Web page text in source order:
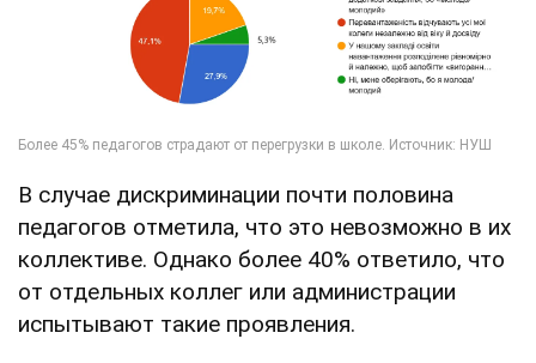
В случае дискриминации почти половина
педагогов отметила, что это невозможно в их
коллективе. Однако более 40% ответило, что
от отдельных коллег или администрации
испытывают такие проявления.